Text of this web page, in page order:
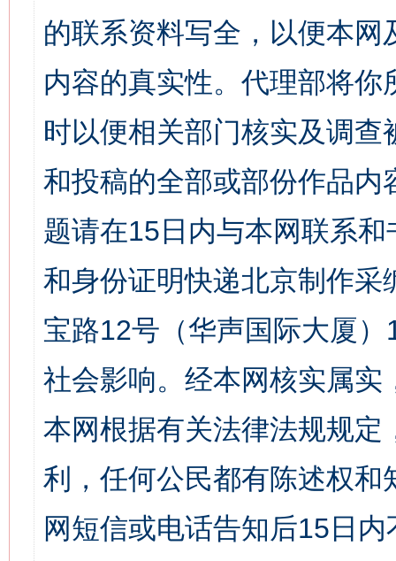
的联系资料写全，以便本
内容的真实性。代理部将
时以便相关部门核实及调
和投稿的全部或部份作品
题请在15日内与本网联系
和身份证明快递北京制作
宝路12号（华声国际大厦
社会影响。经本网核实属
本网根据有关法律法规规
利，任何公民都有陈述权
网短信或电话告知后15日